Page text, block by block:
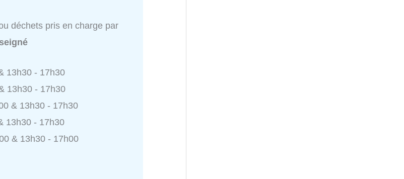
déchets pris en charge par
13h30 - 17h30
13h30 - 17h30
& 13h30 - 17h30
13h30 - 17h30
& 13h30 - 17h00